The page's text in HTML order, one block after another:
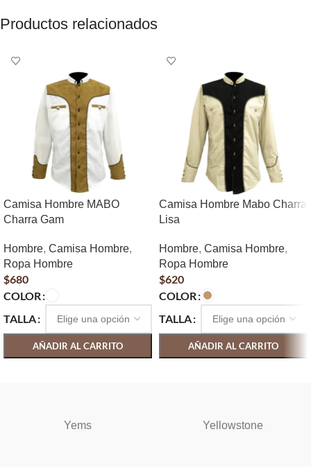
Productos relacionados
Camisa Hombre MABO
Charra Gam
Hombre, Camisa Hombre,
Ropa Hombre
$680
COLOR
TALLA
AÑADIR AL CARRITO
Camisa Hombre Mabo Charra
Lisa
Hombre, Camisa Hombre,
Ropa Hombre
$620
COLOR
TALLA
AÑADIR AL CARRITO
Yems Yellowstone